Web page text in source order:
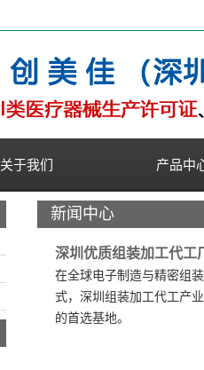
关于我们 产品中
新闻中心
深圳优质组装加工代工
在全球电子制造与精密组
式，深圳组装加工代工产
的首选基地。